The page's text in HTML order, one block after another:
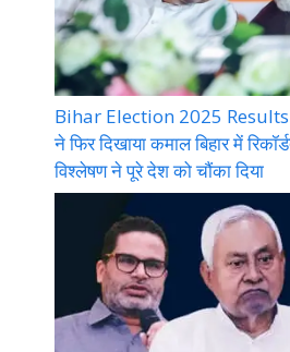
Bihar Election 2025 Results :
ने फिर दिखाया कमाल बिहार में
विश्लेषण ने पूरे देश को चौंका दिया